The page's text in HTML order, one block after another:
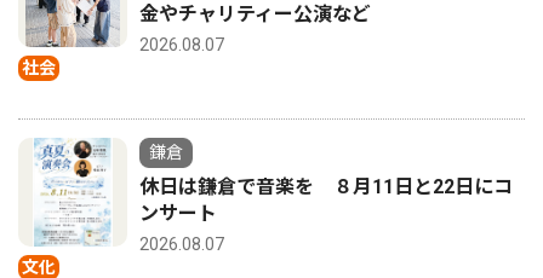
社会
金やチャリティー公演など
2026.08.07
文化
鎌倉
休日は鎌倉で音楽を ８月11日と22日にコ
ンサート
2026.08.07